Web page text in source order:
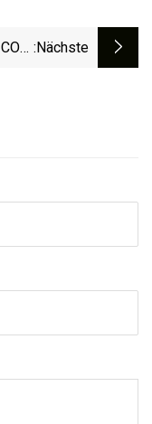
:nächste